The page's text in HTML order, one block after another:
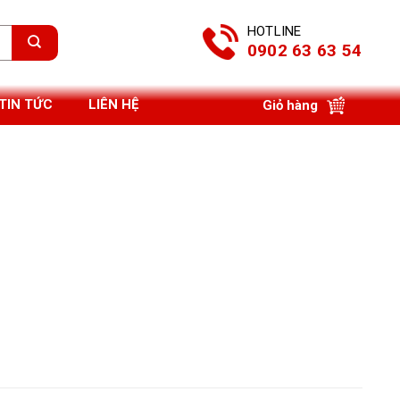
HOTLINE
0902 63 63 54
TỨC LIÊN HỆ Giỏ hàng